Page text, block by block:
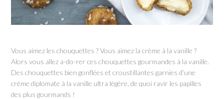
Vous aimez les chouquettes ? Vous aimez la crème à la vanille ?
Alors vous allez a-do-rer ces chouquettes gourmandes à la vanille.
Des chouquettes bien gonflées et croustillantes garnies d’une
crème diplomate à la vanille ultra légère, de quoi ravir les papilles
des plus gourmands !